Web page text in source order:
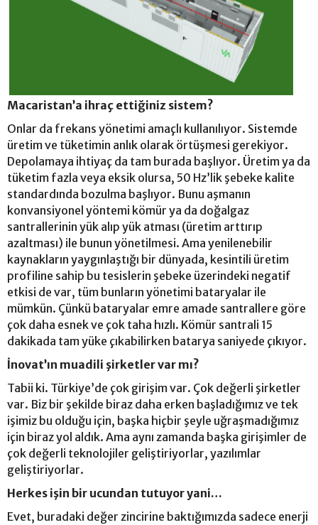
Macaristan’a ihraç ettiğiniz sistem?
Onlar da frekans yönetimi amaçlı kullanılıyor. Sistemde
üretim ve tüketimin anlık olarak örtüşmesi gerekiyor.
Depolamaya ihtiyaç da tam burada başlıyor. Üretim ya da
tüketim fazla veya eksik olursa, 50 Hz’lik şebeke kalite
standardında bozulma başlıyor. Bunu aşmanın
konvansiyonel yöntemi kömür ya da doğalgaz
santrallerinin yük alıp yük atması (üretim arttırıp
azaltması) ile bunun yönetilmesi. Ama yenilenebilir
kaynakların yaygınlaştığı bir dünyada, kesintili üretim
profiline sahip bu tesislerin şebeke üzerindeki negatif
etkisi de var, tüm bunların yönetimi bataryalar ile
mümkün. Çünkü bataryalar emre amade santrallere göre
çok daha esnek ve çok taha hızlı. Kömür santrali 15
dakikada tam yüke çıkabilirken batarya saniyede çıkıyor.
İnovat’ın muadili şirketler var mı?
Tabii ki. Türkiye’de çok girişim var. Çok değerli şirketler
var. Biz bir şekilde biraz daha erken başladığımız ve tek
işimiz bu olduğu için, başka hiçbir şeyle uğraşmadığımız
için biraz yol aldık. Ama aynı zamanda başka girişimler de
çok değerli teknolojiler geliştiriyorlar, yazılımlar
geliştiriyorlar.
Herkes işin bir ucundan tutuyor yani…
Evet, buradaki değer zincirine baktığımızda sadece enerji